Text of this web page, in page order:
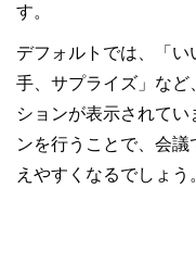
す。
デフォルトでは、「
手、サプライズ」など
ションが表示されて
ンを行うことで、会
えやすくなるでしょう。